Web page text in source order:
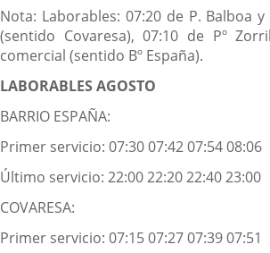
Nota: Laborables: 07:20 de P. Balboa
(sentido Covaresa), 07:10 de Pº
comercial (sentido Bº España).
LABORABLES AGOSTO
BARRIO ESPAÑA:
Primer servicio: 07:30 07:42 07:54 08:06
Último servicio: 22:00 22:20 22:40 23:00
COVARESA:
Primer servicio: 07:15 07:27 07:39 07:51